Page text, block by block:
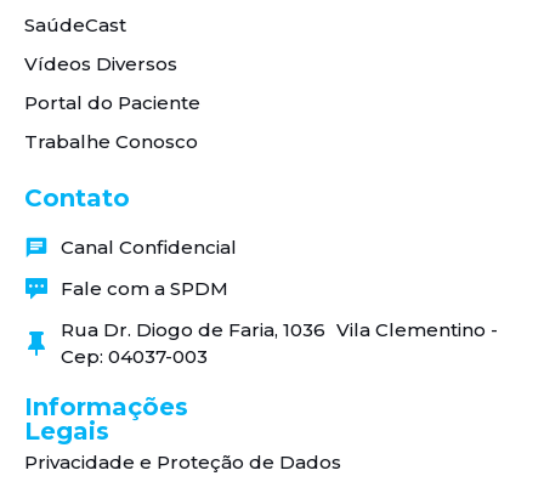
SaúdeCast
Vídeos Diversos
Portal do Paciente
Trabalhe Conosco
Contato
Canal Confidencial
Fale com a SPDM
Rua Dr. Diogo de Faria, 1036 Vila Clementino -
Cep: 04037-003
Informações
Legais
Privacidade e Proteção de Dados